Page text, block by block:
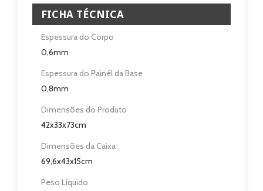
Revendedores
Assistência Técnica
Contactos
FICHA TÉCNICA
Espessura do Corpo
0,6mm
Espessura do Painél da Base
0,8mm
Dimensões do Produto
42x33x73cm
Dimensões da Caixa
69,6x43x15cm
Peso Líquido